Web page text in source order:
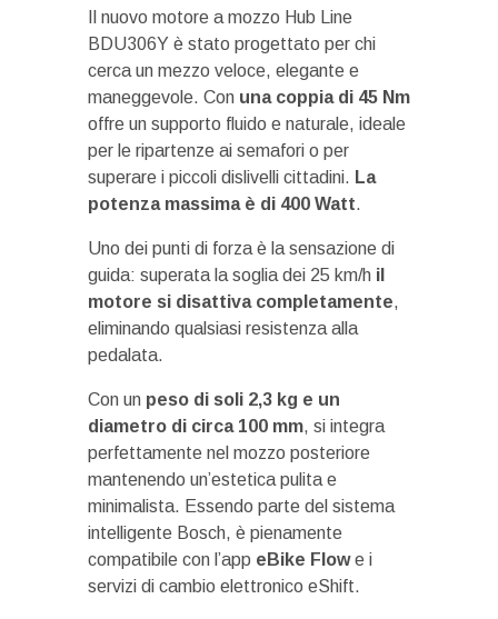
Il nuovo motore a mozzo Hub Line
BDU306Y è stato progettato per chi
cerca un mezzo veloce, elegante e
maneggevole. Con una coppia di 45 Nm
offre un supporto fluido e naturale, ideale
per le ripartenze ai semafori o per
superare i piccoli dislivelli cittadini. La
potenza massima è di 400 Watt.
Uno dei punti di forza è la sensazione di
guida: superata la soglia dei 25 km/h il
motore si disattiva completamente,
eliminando qualsiasi resistenza alla
pedalata.
Con un peso di soli 2,3 kg e un
diametro di circa 100 mm, si integra
perfettamente nel mozzo posteriore
mantenendo un’estetica pulita e
minimalista. Essendo parte del sistema
intelligente Bosch, è pienamente
compatibile con l’app eBike Flowe i
servizi di cambio elettronico eShift.